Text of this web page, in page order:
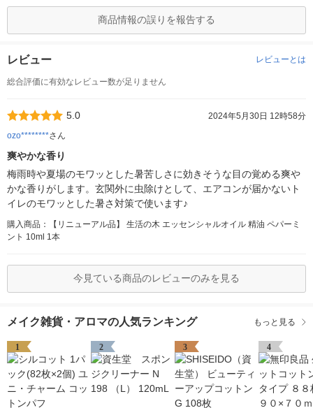
商品情報の誤りを報告する
レビュー レビューとは
総合評価に有効なレビュー数が足りません
5.0
2024年5月30日 12時58分
ozo********さん
爽やかな香り
梅雨時や夏場のモワッとした暑苦しさに効きそうな目の覚める爽や
かな香りがします。玄関外に虫除けとして、エアコンが届かないト
イレのモワッとした暑さ対策で使います♪
購入商品：【リニューアル品】 生活の木 エッセンシャルオイル 精油 ペパーミ
ント 10ml 1本
今見ている商品のレビューのみを見る
メイク雑貨・アロマの人気ランキング もっと見る
1 2 3 4